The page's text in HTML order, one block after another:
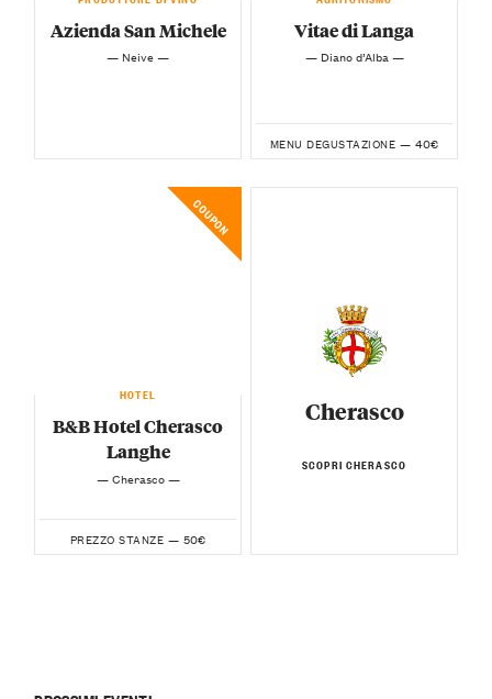
Azienda San Michele
— Neive —
Vitae di Langa
— Diano d’Alba —
MENU DEGUSTAZIONE — 40€
COUPON
HOTEL
B&B Hotel Cherasco
Langhe
— Cherasco —
PREZZO STANZE — 50€
Cherasco
SCOPRI CHERASCO